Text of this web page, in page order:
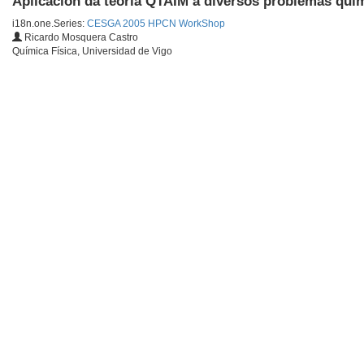
i18n.one.Series: CESGA 2005 HPCN WorkShop
Ricardo Mosquera Castro
Química Física, Universidad de Vigo